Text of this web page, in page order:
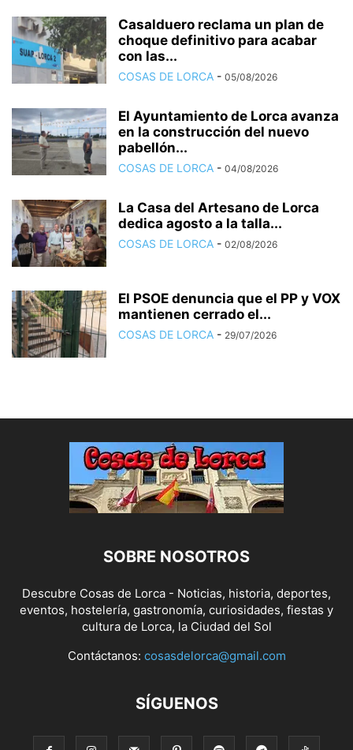
Casalduero reclama un plan de
choque definitivo para acabar
con las...
COSAS DE LORCA - 05/08/2026
El Ayuntamiento de Lorca avanza
en la construcción del nuevo
pabellón...
COSAS DE LORCA - 04/08/2026
La Casa del Artesano de Lorca
dedica agosto a la talla...
COSAS DE LORCA - 02/08/2026
El PSOE denuncia que el PP y VOX
mantienen cerrado el...
COSAS DE LORCA - 29/07/2026
SOBRE NOSOTROS
Descubre Cosas de Lorca - Noticias, historia, deportes,
eventos, hostelería, gastronomía, curiosidades, fiestas y
cultura de Lorca, la Ciudad del Sol
Contáctanos: cosasdelorca@gmail.com
SÍGUENOS